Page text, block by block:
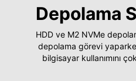
Depolama
HDD ve M2 NVMe
depolama görevi
bilgisayar kullanımını